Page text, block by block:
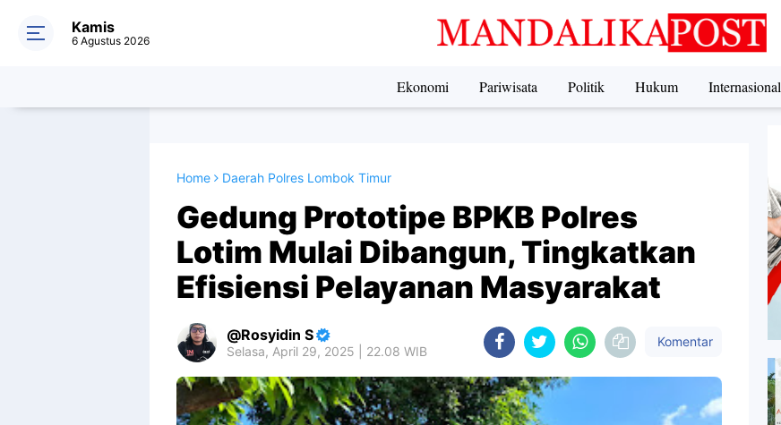
Kamis
6 Agustus 2026
Ekonomi Pariwisata Politik Hukum Internasional
Home Daerah Polres Lombok Timur
Gedung Prototipe BPKB Polres
Lotim Mulai Dibangun, Tingkatkan
Efisiensi Pelayanan Masyarakat
Rosyidin S
Selasa, April 29, 2025 | 22.08 WIB
Komentar